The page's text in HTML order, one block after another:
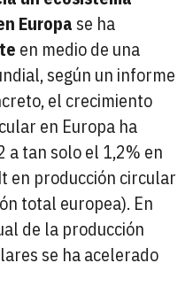
Europa se ha
en medio de una
según un informe
el crecimiento
en Europa ha
a tan solo el 1,2% en
en producción circular
total europea). En
de la producción
se ha acelerado